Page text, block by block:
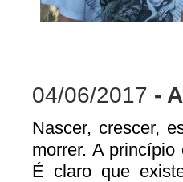
04/06/2017 -
Nascer, crescer,
morrer. A
É claro que